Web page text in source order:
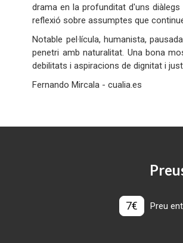
drama en la profunditat d'uns
reflexió sobre assumptes que
Notable pel·lícula, humanista,
penetri amb naturalitat. Una bona
debilitats i aspiracions de dignitat i
Fernando Mircala - cualia.es
7€ Preu